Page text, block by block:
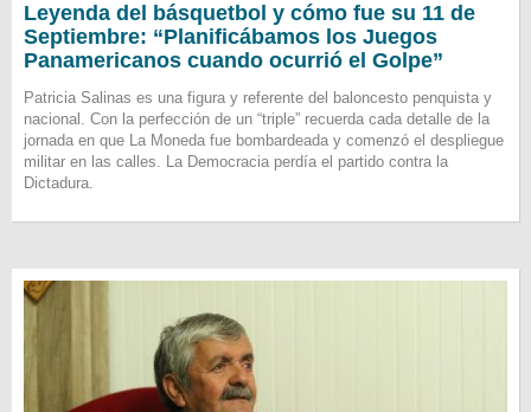
Leyenda del básquetbol y cómo fue su 11 de
Septiembre: “Planificábamos los Juegos
Panamericanos cuando ocurrió el Golpe”
Patricia Salinas es una figura y referente del baloncesto penquista y
nacional. Con la perfección de un “triple” recuerda cada detalle de la
jornada en que La Moneda fue bombardeada y comenzó el despliegue
militar en las calles. La Democracia perdía el partido contra la
Dictadura.